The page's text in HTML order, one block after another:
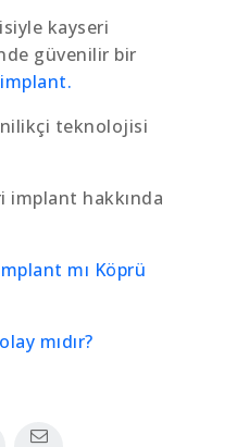
kayseri
güvenilir bir
teknolojisi
implant hakkında
mı Köprü
mıdır?